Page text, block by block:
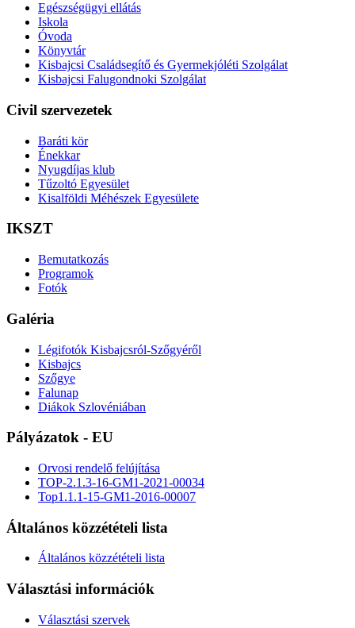
Egészségügyi ellátás
Iskola
Óvoda
Könyvtár
Kisbajcsi Családsegítő és Gyermekjóléti Szolgálat
Kisbajcsi Falugondnoki Szolgálat
Civil szervezetek
Baráti kör
Énekkar
Nyugdíjas klub
Tűzoltó Egyesület
Kisalföldi Méhészek Egyesülete
IKSZT
Bemutatkozás
Programok
Fotók
Galéria
Légifotók Kisbajcsról-Szőgyéről
Kisbajcs
Szőgye
Falunap
Diákok Szlovéniában
Pályázatok - EU
Orvosi rendelő felújítása
TOP-2.1.3-16-GM1-2021-00034
Top1.1.1-15-GM1-2016-00007
Általános közzétételi lista
Általános közzétételi lista
Választási információk
Választási szervek